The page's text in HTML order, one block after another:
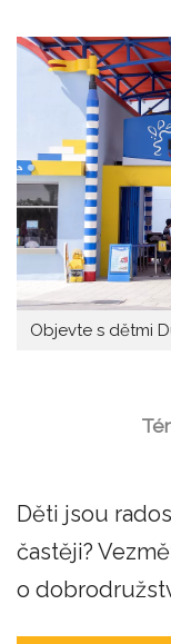
Objevte s dětmi
Děti jsou
častěji?
o